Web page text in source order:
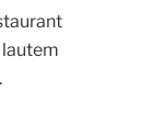
lautem